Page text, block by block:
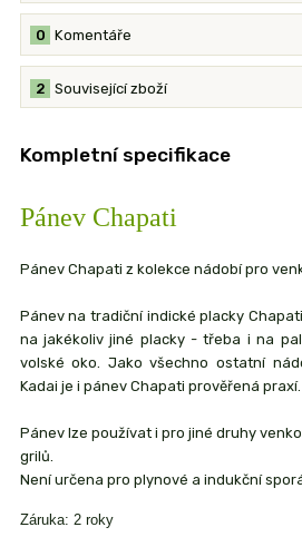
Komentáře
0
Související zboží
2
Kompletní specifikace
Pánev Chapati
Pánev Chapati z kolekce nádobí pro
Pánev na tradiční indické placky
na jakékoliv jiné placky - třeba i na
volské oko. Jako všechno ostatní
Kadai je i pánev Chapati prověřená praxí.
Pánev lze používat i pro jiné druhy
grilů.
Není určena pro plynové a indukční
Záruka: 2 roky